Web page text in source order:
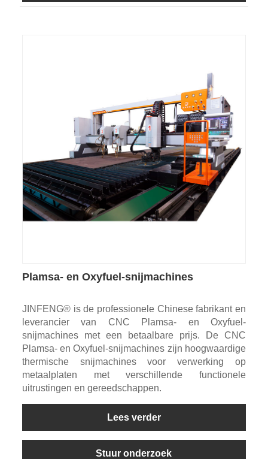
Plamsa- en Oxyfuel-snijmachines
JINFENG® is de professionele Chinese fabrikant en
leverancier van CNC Plamsa- en Oxyfuel-
snijmachines met een betaalbare prijs. De CNC
Plamsa- en Oxyfuel-snijmachines zijn hoogwaardige
thermische snijmachines voor verwerking op
metaalplaten met verschillende functionele
uitrustingen en gereedschappen.
Lees verder
Stuur onderzoek